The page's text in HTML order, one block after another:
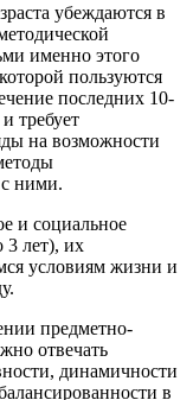
убеждаются в
именно этого
пользуются
последних 10-
требует
на возможности
с ними.
и социальное
3 лет), их
условиям жизни и
предметно-
отвечать
динамичности
в